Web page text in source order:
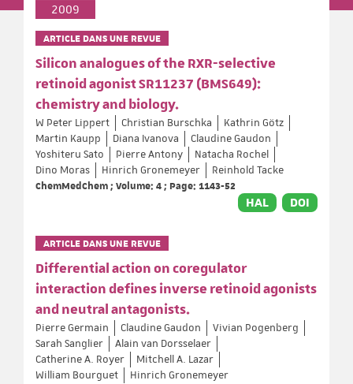
2009
ARTICLE DANS UNE REVUE
Silicon analogues of the RXR-selective
retinoid agonist SR11237 (BMS649):
chemistry and biology.
W Peter Lippert Christian Burschka
Kathrin Götz
Martin Kaupp
Diana Ivanova
Claudine Gaudon
Yoshiteru Sato
Pierre Antony
Natacha Rochel
Dino Moras
Hinrich Gronemeyer
Reinhold Tacke
ChemMedChem ; Volume: 4 ; Page: 1143-52
HAL DOI
ARTICLE DANS UNE REVUE
Differential action on coregulator
interaction defines inverse retinoid agonists
and neutral antagonists.
Pierre Germain Claudine Gaudon
Vivian Pogenberg
Sarah Sanglier
Alain van Dorsselaer
Catherine A. Royer
Mitchell A. Lazar
William Bourguet
Hinrich Gronemeyer